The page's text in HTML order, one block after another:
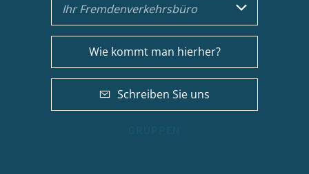
Ihr Fremdenverkehrsbüro
Wie kommt man hierher?
Schreiben Sie uns